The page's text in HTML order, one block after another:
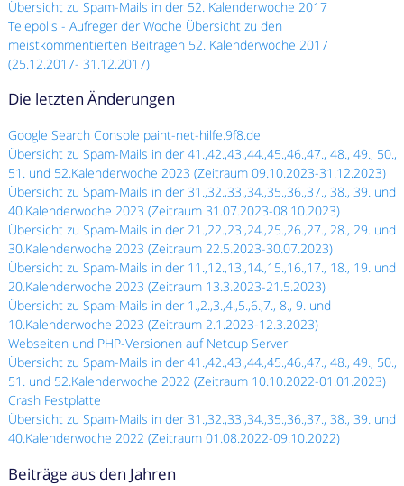
Übersicht zu Spam-Mails in der 52. Kalenderwoche 2017
Telepolis - Aufreger der Woche Übersicht zu den
meistkommentierten Beiträgen 52. Kalenderwoche 2017
(25.12.2017- 31.12.2017)
Die letzten Änderungen
Google Search Console paint-net-hilfe.9f8.de
Übersicht zu Spam-Mails in der 41.,42.,43.,44.,45.,46.,47., 48., 49., 50.,
51. und 52.Kalenderwoche 2023 (Zeitraum 09.10.2023-31.12.2023)
Übersicht zu Spam-Mails in der 31.,32.,33.,34.,35.,36.,37., 38., 39. und
40.Kalenderwoche 2023 (Zeitraum 31.07.2023-08.10.2023)
Übersicht zu Spam-Mails in der 21.,22.,23.,24.,25.,26.,27., 28., 29. und
30.Kalenderwoche 2023 (Zeitraum 22.5.2023-30.07.2023)
Übersicht zu Spam-Mails in der 11.,12.,13.,14.,15.,16.,17., 18., 19. und
20.Kalenderwoche 2023 (Zeitraum 13.3.2023-21.5.2023)
Übersicht zu Spam-Mails in der 1.,2.,3.,4.,5.,6.,7., 8., 9. und
10.Kalenderwoche 2023 (Zeitraum 2.1.2023-12.3.2023)
Webseiten und PHP-Versionen auf Netcup Server
Übersicht zu Spam-Mails in der 41.,42.,43.,44.,45.,46.,47., 48., 49., 50.,
51. und 52.Kalenderwoche 2022 (Zeitraum 10.10.2022-01.01.2023)
Crash Festplatte
Übersicht zu Spam-Mails in der 31.,32.,33.,34.,35.,36.,37., 38., 39. und
40.Kalenderwoche 2022 (Zeitraum 01.08.2022-09.10.2022)
Beiträge aus den Jahren